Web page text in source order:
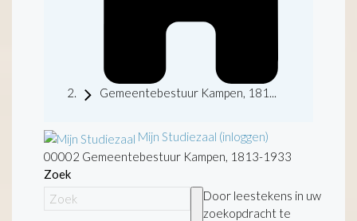
Gemeentebestuur Kampen, 181...
Mijn Studiezaal (inloggen)
00002 Gemeentebestuur Kampen, 1813-1933
Zoek
Door leestekens in uw
zoekopdracht te